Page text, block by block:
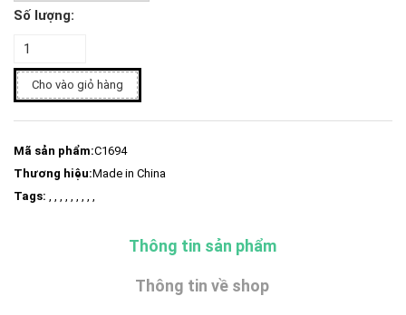
Số lượng:
Cho vào giỏ hàng
Mã sản phẩm:C1694
Thương hiệu:Made in China
Tags: , , , , , , , , ,
Thông tin sản phẩm
Thông tin về shop